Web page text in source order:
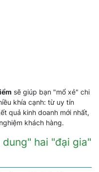
sẽ giúp bạn "mổ xẻ" chi
khía cạnh: từ uy tín
quả kinh doanh mới nhất,
khách hàng.
hai "đại gia"